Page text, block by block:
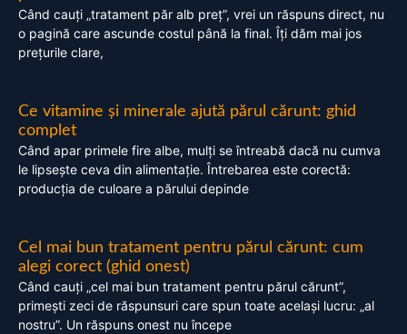
Când cauți „tratament păr alb preț”, vrei un răspuns direct, nu
o pagină care ascunde costul până la final. Îți dăm mai jos
prețurile clare,
Ce vitamine și minerale ajută părul cărunt: ghid
complet
Când apar primele fire albe, mulți se întreabă dacă nu cumva
le lipsește ceva din alimentație. Întrebarea este corectă:
producția de culoare a părului depinde
Cel mai bun tratament pentru părul cărunt: cum
alegi corect (ghid onest)
Când cauți „cel mai bun tratament pentru părul cărunt”,
primești zeci de răspunsuri care spun toate același lucru: „al
nostru”. Un răspuns onest nu începe